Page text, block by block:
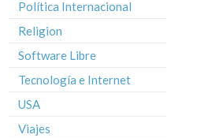
Política Internacional
Religion
Software Libre
Tecnología e Internet
USA
Viajes